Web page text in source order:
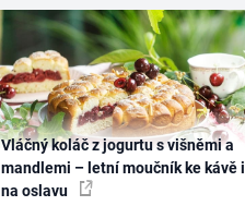
Vláčný koláč z jogurtu s višněmi a
mandlemi – letní moučník ke kávě i
na oslavu